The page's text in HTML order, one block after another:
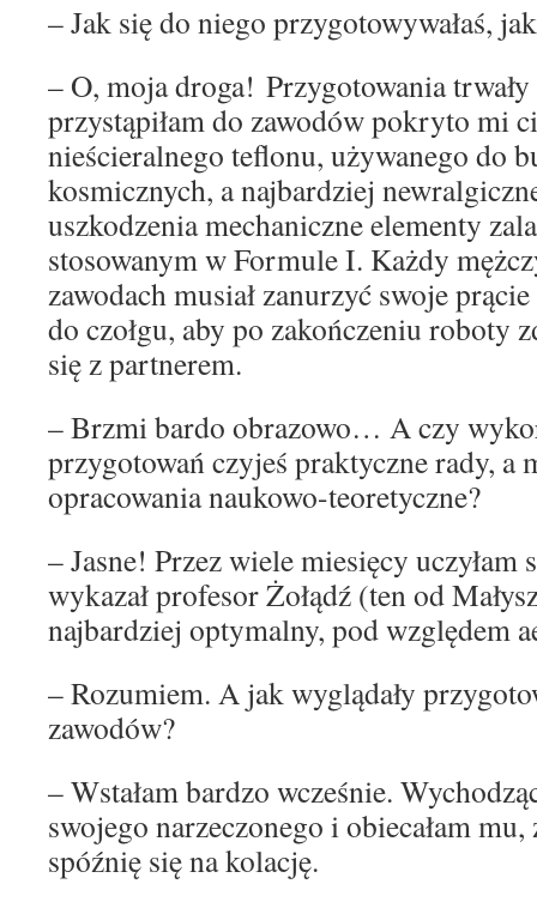
– Jak się do niego przygotowywałaś,
– O, moja droga! Przygotowania
przystąpiłam do zawodów pokryto mi
nieścieralnego teflonu, używanego do
kosmicznych, a najbardziej
uszkodzenia mechaniczne elementy
stosowanym w Formule I. Każdy
zawodach musiał zanurzyć swoje
do czołgu, aby po zakończeniu roboty
się z partnerem.
– Brzmi bardo obrazowo… A czy
przygotowań czyjeś praktyczne rady, a
opracowania naukowo-teoretyczne?
– Jasne! Przez wiele miesięcy uczyłam
wykazał profesor Żołądź (ten od
najbardziej optymalny, pod względem
– Rozumiem. A jak wyglądały
zawodów?
– Wstałam bardzo wcześnie.
swojego narzeczonego i obiecałam mu,
spóźnię się na kolację.